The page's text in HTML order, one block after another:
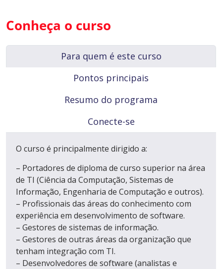
Conheça o curso
Para quem é este curso
Pontos principais
Resumo do programa
Conecte-se
O curso é principalmente dirigido a:
– Portadores de diploma de curso superior na área
de TI (Ciência da Computação, Sistemas de
Informação, Engenharia de Computação e outros).
– Profissionais das áreas do conhecimento com
experiência em desenvolvimento de software.
– Gestores de sistemas de informação.
– Gestores de outras áreas da organização que
tenham integração com TI.
– Desenvolvedores de software (analistas e